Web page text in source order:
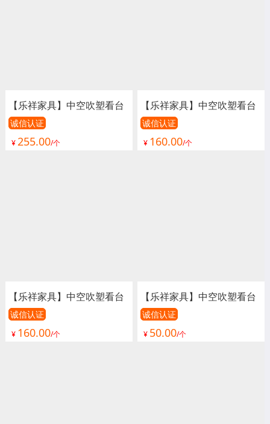
【乐祥家具】中空吹塑看台
椅、看台椅、看台座椅、体
育场座椅、室外看台椅、室
诚信认证
¥255.00/个
【乐祥家具】中空吹塑看台
椅、看台椅、看台座椅、体
育场座椅、室外看台椅、室
诚信认证
¥ 160.00/个
【乐祥家具】中空吹塑看台
椅、看台椅、看台座椅、体
育场座椅、室外看台椅、室
诚信认证
¥ 160.00/个
【乐祥家具】中空吹塑看台
椅、看台椅、看台座椅、体
育场座椅、室外看台椅、室
诚信认证
¥ 50.00/个